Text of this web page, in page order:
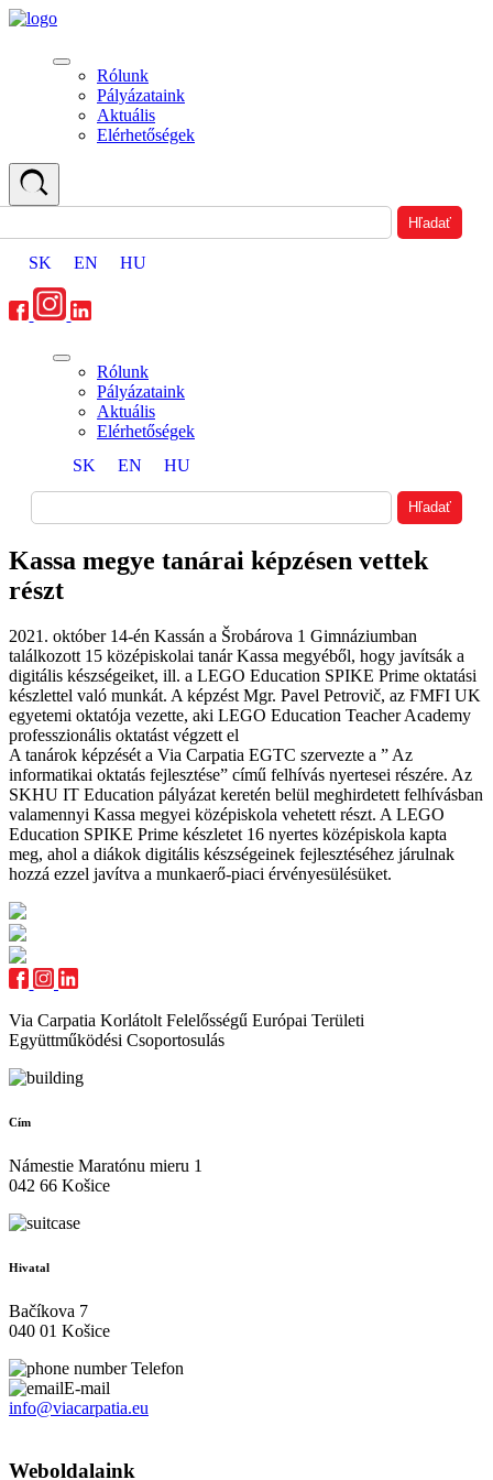
Rólunk
Pályázataink
Aktuális
Elérhetőségek
SK EN HU
Rólunk
Pályázataink
Aktuális
Elérhetőségek
SK
EN HU
Kassa megye tanárai képzésen vettek
részt
2021. október 14-én Kassán a Šrobárova 1 Gimnáziumban
találkozott 15 középiskolai tanár Kassa megyéből, hogy javítsák a
digitális készségeiket, ill. a LEGO Education SPIKE Prime oktatási
készlettel való munkát. A képzést Mgr. Pavel Petrovič, az FMFI UK
egyetemi oktatója vezette, aki LEGO Education Teacher Academy
professzionális oktatást végzett el
A tanárok képzését a Via Carpatia EGTC szervezte a ” Az
informatikai oktatás fejlesztése” című felhívás nyertesei részére. Az
SKHU IT Education pályázat keretén belül meghirdetett felhívásban
valamennyi Kassa megyei középiskola vehetett részt. A LEGO
Education SPIKE Prime készletet 16 nyertes középiskola kapta
meg, ahol a diákok digitális készségeinek fejlesztéséhez járulnak
hozzá ezzel javítva a munkaerő-piaci érvényesülésüket.
Via Carpatia Korlátolt Felelősségű Európai Területi
Együttműködési Csoportosulás
Cím
Námestie Maratónu mieru 1
042 66 Košice
Hivatal
Bačíkova 7
040 01 Košice
Telefon
E-mail
info@viacarpatia.eu
Weboldalaink